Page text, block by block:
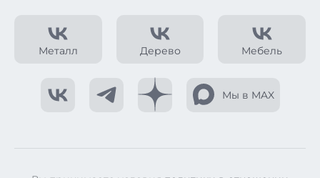
Металл Дерево Мебель
Мы в MAX